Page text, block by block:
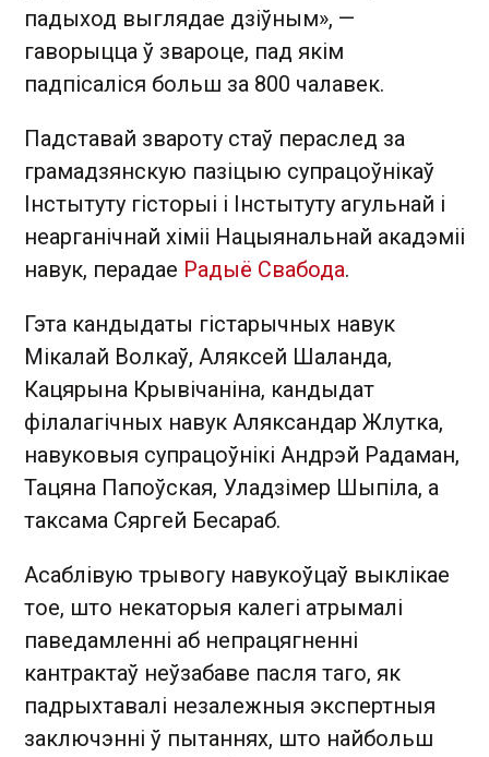
падыход выглядае дзіўным», —
гаворыцца ў звароце, пад якім
падпісаліся больш за 800 чалавек.
Падставай звароту стаў пераслед за
грамадзянскую пазіцыю супрацоўнікаў
Інстытуту гісторыі і Інстытуту агульнай і
неарганічнай хіміі Нацыянальнай акадэміі
навук, перадае Радыё Свабода.
Гэта кандыдаты гістарычных навук
Мікалай Волкаў, Аляксей Шаланда,
Кацярына Крывічаніна, кандыдат
філалагічных навук Аляксандар Жлутка,
навуковыя супрацоўнікі Андрэй Радаман,
Тацяна Папоўская, Уладзімер Шыпіла, а
таксама Сяргей Бесараб.
Асаблівую трывогу навукоўцаў выклікае
тое, што некаторыя калегі атрымалі
паведамленні аб непрацягненні
кантрактаў неўзабаве пасля таго, як
падрыхтавалі незалежныя экспертныя
заключэнні ў пытаннях, што найбольш